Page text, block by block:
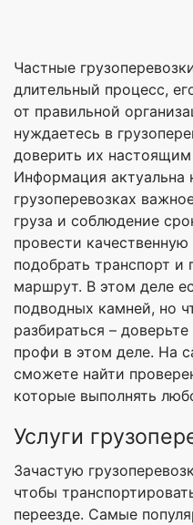
Частные
длительный процесс,
от правильной
нуждаетесь в
доверить их
Информация актуальна
грузоперевозках
груза и соблюдение
провести
подобрать транспорт
маршрут. В этом деле
подводных камней, но
разбираться –
профи в этом деле. На
сможете найти
которые выполнять
Услуги
Зачастую
чтобы
переезде. Самые